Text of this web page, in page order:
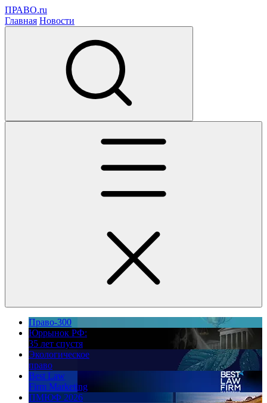
ПРАВО.ru
Главная Новости
Право-300
Юррынок РФ:
35 лет спустя
Экологическое
право
Best Law
Firm Marketing
ПМЮФ 2026